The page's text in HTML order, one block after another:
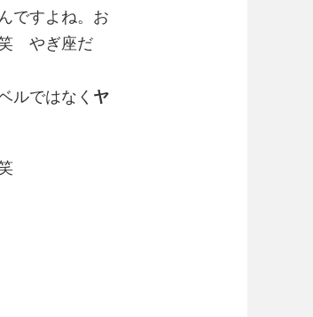
ですよね。お
笑 やぎ座だ
ルではなく ヤ